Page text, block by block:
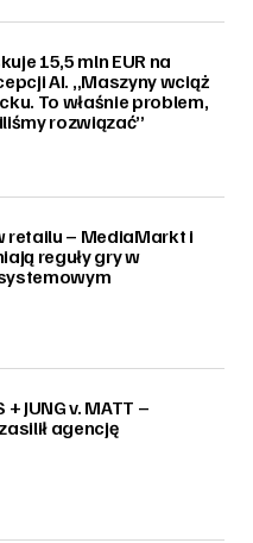
15,5 mln EUR na
AI. „Maszyny wciąż
To właśnie problem,
rozwiązać”
retailu – MediaMarkt i
reguły gry w
+ JUNG v. MATT –
agencję